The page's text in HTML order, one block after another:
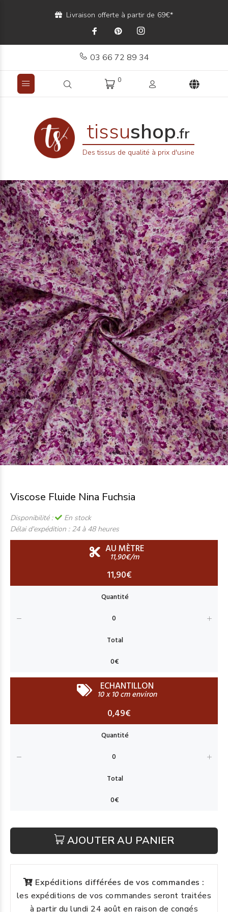
Livraison offerte à partir de 69€*
03 66 72 89 34
0
tissushop.fr
Des tissus de qualité à prix d'usine
Viscose Fluide Nina Fuchsia
Disponibilité :
En stock
Délai d'expédition : 24 à 48 heures
AU MÈTRE
11,90€/m
11,90€
ECHANTILLON
10 x 10 cm environ
0,49€
AJOUTER AU PANIER
Expéditions différées de vos commandes :
les expéditions de vos commandes seront traitées
à partir du lundi 24 août en raison de congés